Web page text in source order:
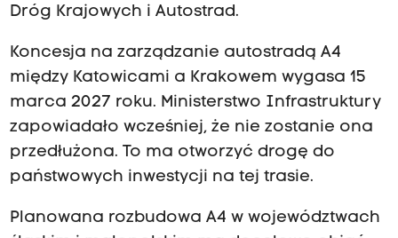
Dróg Krajowych i Autostrad.
Koncesja na zarządzanie autostradą A4
między Katowicami a Krakowem wygasa 15
marca 2027 roku. Ministerstwo Infrastruktury
zapowiadało wcześniej, że nie zostanie ona
przedłużona. To ma otworzyć drogę do
państwowych inwestycji na tej trasie.
Planowana rozbudowa A4 w województwach